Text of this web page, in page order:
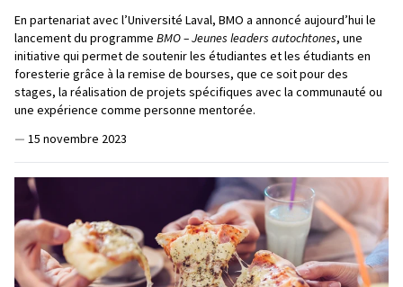
En partenariat avec l’Université Laval, BMO a annoncé aujourd’hui le
lancement du programme BMO – Jeunes leaders autochtones, une
initiative qui permet de soutenir les étudiantes et les étudiants en
foresterie grâce à la remise de bourses, que ce soit pour des
stages, la réalisation de projets spécifiques avec la communauté ou
une expérience comme personne mentorée.
— 15 novembre 2023